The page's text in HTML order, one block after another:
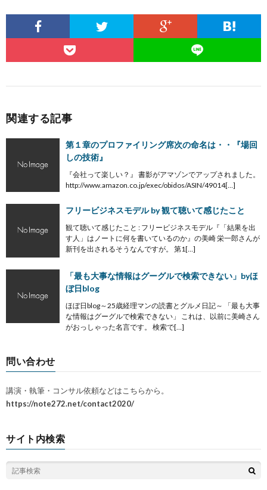
関連する記事
第１章のプロファイリング席次の命名は・・『場回
しの技術』
『会社って楽しい？』 書影がアマゾンでアップされました。
http://www.amazon.co.jp/exec/obidos/ASIN/49014[…]
フリービジネスモデル by 観て聴いて感じたこと
観て聴いて感じたこと : フリービジネスモデル『「結果を出
す人」はノートに何を書いているのか』の美崎 栄一郎さんが
新刊を出されるそうなんですが。 第1[…]
「最も大事な情報はグーグルで検索できない」byほ
ぼ日blog
ほぼ日blog～25歳経理マンの読書とグルメ日記～ 「最も大事
な情報はグーグルで検索できない」 これは、以前に美崎さん
がおっしゃった名言です。 検索で[…]
問い合わせ
講演・執筆・コンサル依頼などはこちらから。
https://note272.net/contact2020/
サイト内検索